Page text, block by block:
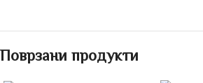
Поврзани продукти